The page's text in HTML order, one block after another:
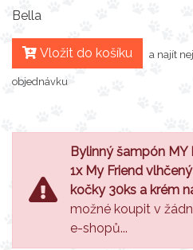
Bella
Vložit do košíku a najít
objednávku
Bylinný šampón
1x My Friend
kočky 30ks a krém
možné koupit v
e-shopů...